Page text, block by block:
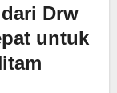
Drw
untuk